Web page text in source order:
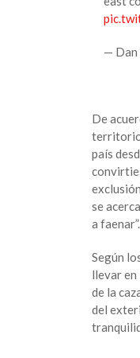
— Dan
De
territorio
país
se
a faenar”.
Según
llevar en
de la
del